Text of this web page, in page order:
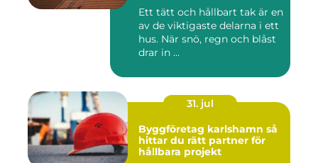
Ett tätt och hållbart tak är en
av de viktigaste delarna i ett
hus. När snö, regn och blåst
drar in ...
31. jul
Byggföretag karlshamn så
hittar du rätt partner för
hållbara projekt